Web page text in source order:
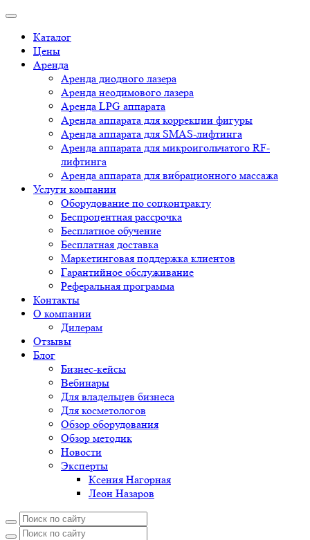
Каталог
Цены
Аренда
Аренда диодного лазера
Аренда неодимового лазера
Аренда LPG аппарата
Аренда аппарата для коррекции фигуры
Аренда аппарата для SMAS-лифтинга
Аренда аппарата для микроигольчатого RF-
лифтинга
Аренда аппарата для вибрационного массажа
Услуги компании
Оборудование по соцконтракту
Беспроцентная рассрочка
Бесплатное обучение
Бесплатная доставка
Маркетинговая поддержка клиентов
Гарантийное обслуживание
Реферальная программа
Контакты
О компании
Дилерам
Отзывы
Блог
Бизнес-кейсы
Вебинары
Для владельцев бизнеса
Для косметологов
Обзор оборудования
Обзор методик
Новости
Эксперты
Ксения Нагорная
Леон Назаров